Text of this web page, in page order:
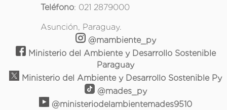
Teléfono: 021 2879000
Asunción, Paraguay.
@mambiente_py
Ministerio del Ambiente y Desarrollo Sostenible
Paraguay
Ministerio del Ambiente y Desarrollo Sostenible Py
@mades_py
@ministeriodelambientemades9510